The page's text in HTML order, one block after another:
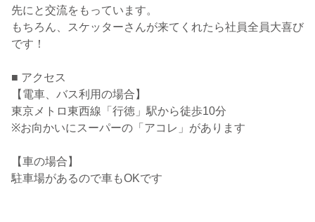
先にと交流をもっています。
もちろん、スケッターさんが来てくれたら社員全員大喜び
です！
■ アクセス
【電車、バス利用の場合】
東京メトロ東西線「行徳」駅から徒歩10分
※お向かいにスーパーの「アコレ」があります
【車の場合】
駐車場があるので車もOKです